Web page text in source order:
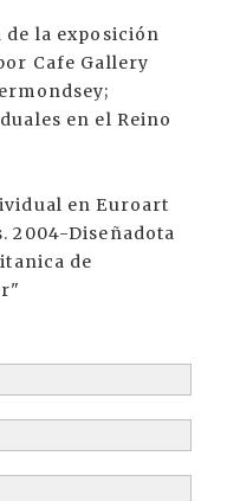
la exposición
Cafe Gallery
en el Reino
en Euroart
2004-Diseñadota
de